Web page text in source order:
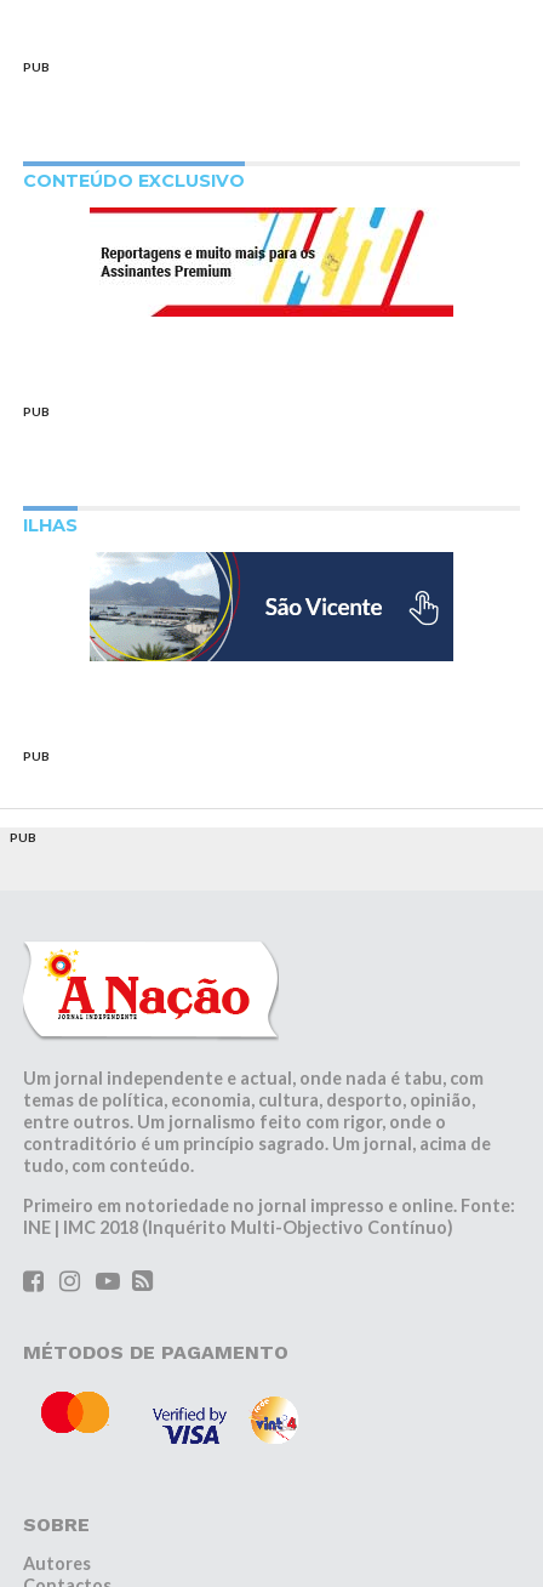
PUB
CONTEÚDO EXCLUSIVO
PUB
ILHAS
PUB
PUB
Um jornal independente e actual, onde nada é tabu, com
temas de política, economia, cultura, desporto, opinião,
entre outros. Um jornalismo feito com rigor, onde o
contraditório é um princípio sagrado. Um jornal, acima de
tudo, com conteúdo.
Primeiro em notoriedade no jornal impresso e online. Fonte:
INE | IMC 2018 (Inquérito Multi-Objectivo Contínuo)
MÉTODOS DE PAGAMENTO
SOBRE
Autores